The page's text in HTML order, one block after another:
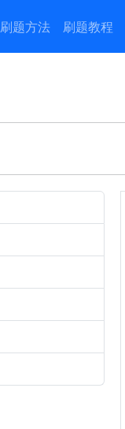
刷题方法 刷题教程